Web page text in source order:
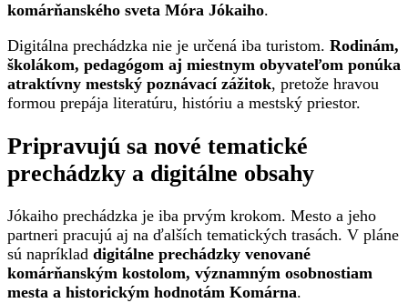
komárňanského sveta Móra Jókaiho.
Digitálna prechádzka nie je určená iba turistom. Rodinám,
školákom, pedagógom aj miestnym obyvateľom ponúka
atraktívny mestský poznávací zážitok, pretože hravou
formou prepája literatúru, históriu a mestský priestor.
Pripravujú sa nové tematické
prechádzky a digitálne obsahy
Jókaiho prechádzka je iba prvým krokom. Mesto a jeho
partneri pracujú aj na ďalších tematických trasách. V pláne
sú napríklad digitálne prechádzky venované
komárňanským kostolom, významným osobnostiam
mesta a historickým hodnotám Komárna.